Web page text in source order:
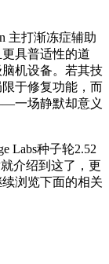
主打渐冻症辅助
具普适性的道
机设备。若其技
于修复功能，而
一场静默却意义
Labs种子轮2.52
介绍到这了，更
浏览下面的相关